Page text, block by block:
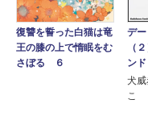
復讐を誓った白猫は竜
王の膝の上で惰眠をむ
さぼる ６
デ
（
ンド
犬
こ